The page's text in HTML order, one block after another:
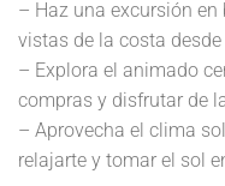
– Haz una excursión
vistas de la costa
– Explora el animado
compras y disfrutar de
– Aprovecha el clima
relajarte y tomar el sol